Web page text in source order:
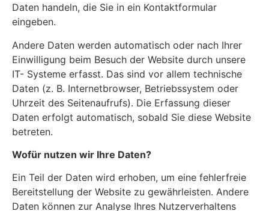
Daten handeln, die Sie in ein Kontaktformular
eingeben.
Andere Daten werden automatisch oder nach Ihrer
Einwilligung beim Besuch der Website durch unsere
IT- Systeme erfasst. Das sind vor allem technische
Daten (z. B. Internetbrowser, Betriebssystem oder
Uhrzeit des Seitenaufrufs). Die Erfassung dieser
Daten erfolgt automatisch, sobald Sie diese Website
betreten.
Wofür nutzen wir Ihre Daten?
Ein Teil der Daten wird erhoben, um eine fehlerfreie
Bereitstellung der Website zu gewährleisten. Andere
Daten können zur Analyse Ihres Nutzerverhaltens